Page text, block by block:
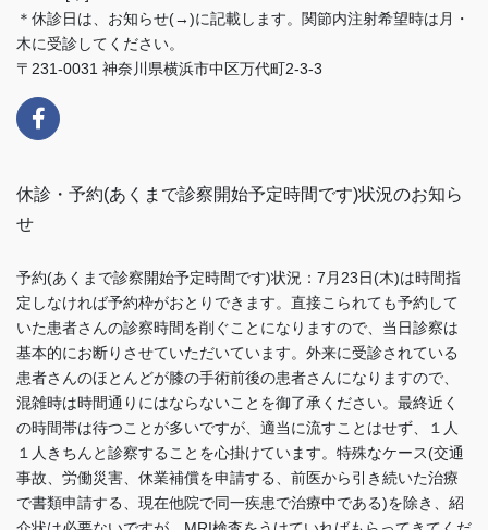
＊休診日は、お知らせ(→)に記載します。関節内注射希望時は月・
木に受診してください。
〒231-0031 神奈川県横浜市中区万代町2-3-3
休診・予約(あくまで診察開始予定時間です)状況のお知ら
せ
予約(あくまで診察開始予定時間です)状況：7月23日(木)は時間指
定しなければ予約枠がおとりできます。直接こられても予約して
いた患者さんの診察時間を削ぐことになりますので、当日診察は
基本的にお断りさせていただいています。外来に受診されている
患者さんのほとんどが膝の手術前後の患者さんになりますので、
混雑時は時間通りにはならないことを御了承ください。最終近く
の時間帯は待つことが多いですが、適当に流すことはせず、１人
１人きちんと診察することを心掛けています。特殊なケース(交通
事故、労働災害、休業補償を申請する、前医から引き続いた治療
で書類申請する、現在他院で同一疾患で治療中である)を除き、紹